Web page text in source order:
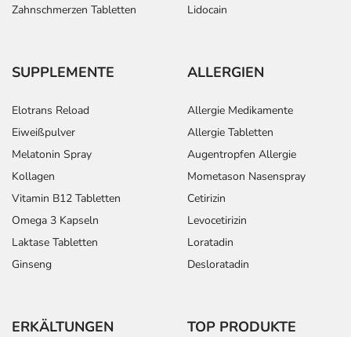
Zahnschmerzen Tabletten Lidocain
SUPPLEMENTE
Elotrans Reload
Eiweißpulver
Melatonin Spray
Kollagen
Vitamin B12 Tabletten
Omega 3 Kapseln
Laktase Tabletten
Ginseng
ALLERGIEN
Allergie Medikamente
Allergie Tabletten
Augentropfen Allergie
Mometason Nasenspray
Cetirizin
Levocetirizin
Loratadin
Desloratadin
ERKÄLTUNGEN TOP PRODUKTE